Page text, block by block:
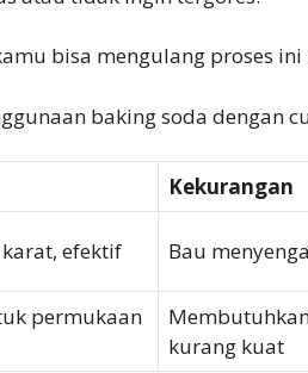
bisa mengulang proses
baking soda dengan
Kekurangan
efektif Bau
permukaan
kurang kuat